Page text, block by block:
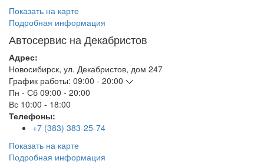
Показать на карте
Подробная информация
Автосервис на Декабристов
Адрес:
Новосибирск, ул. Декабристов, дом 247
График работы: 09:00 - 20:00
Пн - Сб 09:00 - 20:00
Вс 10:00 - 18:00
Телефоны:
+7 (383) 383-25-74
Показать на карте
Подробная информация